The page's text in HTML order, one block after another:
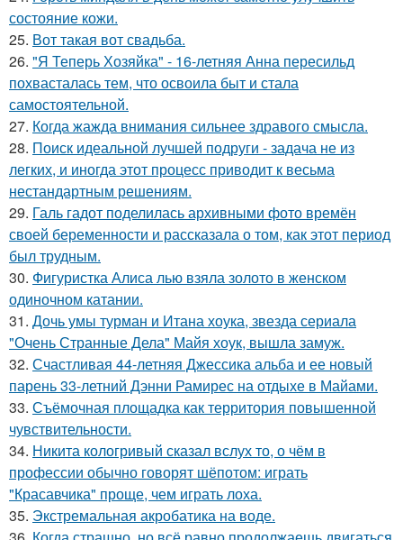
состояние кожи.
25. Вот такая вот свадьба.
26. "Я Теперь Хозяйка" - 16-летняя Анна пересильд
похвасталась тем, что освоила быт и стала
самостоятельной.
27. Когда жажда внимания сильнее здравого смысла.
28. Поиск идеальной лучшей подруги - задача не из
легких, и иногда этот процесс приводит к весьма
нестандартным решениям.
29. Галь гадот поделилась архивными фото времён
своей беременности и рассказала о том, как этот период
был трудным.
30. Фигуристка Алиса лью взяла золото в женском
одиночном катании.
31. Дочь умы турман и Итана хоука, звезда сериала
"Очень Странные Дела" Майя хоук, вышла замуж.
32. Счастливая 44-летняя Джессика альба и ее новый
парень 33-летний Дэнни Рамирес на отдыхе в Майами.
33. Съёмочная площадка как территория повышенной
чувствительности.
34. Никита кологривый сказал вслух то, о чём в
профессии обычно говорят шёпотом: играть
"Красавчика" проще, чем играть лоха.
35. Экстремальная акробатика на воде.